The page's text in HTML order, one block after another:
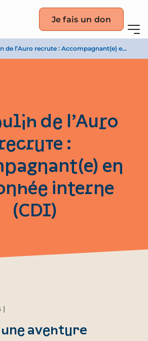
Je fais un don
Le Moulin de l’Auro recrute : Accompagnant(e) en maisonnée interne (CDI)
de l’Auro
:
en
interne
(CDI)
aventure
|